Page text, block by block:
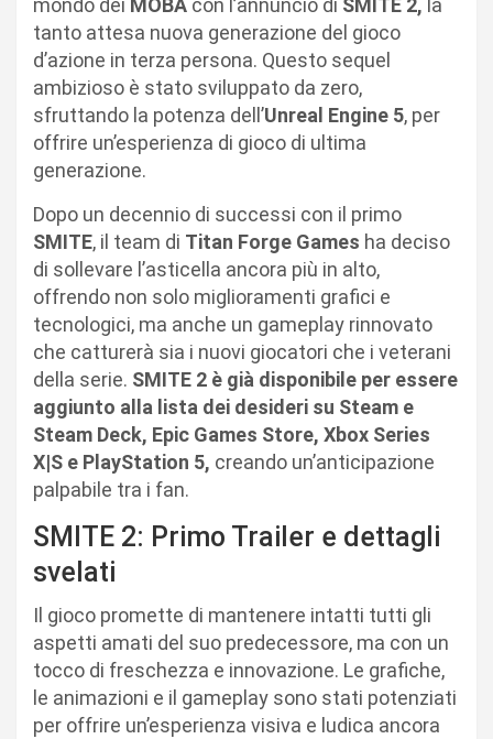
mondo dei MOBA con l’annuncio di SMITE 2, la
tanto attesa nuova generazione del gioco
d’azione in terza persona. Questo sequel
ambizioso è stato sviluppato da zero,
sfruttando la potenza dell’Unreal Engine 5, per
offrire un’esperienza di gioco di ultima
generazione.
Dopo un decennio di successi con il primo
SMITE, il team di Titan Forge Games ha deciso
di sollevare l’asticella ancora più in alto,
offrendo non solo miglioramenti grafici e
tecnologici, ma anche un gameplay rinnovato
che catturerà sia i nuovi giocatori che i veterani
della serie. SMITE 2 è già disponibile per essere
aggiunto alla lista dei desideri su Steam e
Steam Deck, Epic Games Store, Xbox Series
X|S e PlayStation 5, creando un’anticipazione
palpabile tra i fan.
SMITE 2: Primo Trailer e dettagli
svelati
Il gioco promette di mantenere intatti tutti gli
aspetti amati del suo predecessore, ma con un
tocco di freschezza e innovazione. Le grafiche,
le animazioni e il gameplay sono stati potenziati
per offrire un’esperienza visiva e ludica ancora